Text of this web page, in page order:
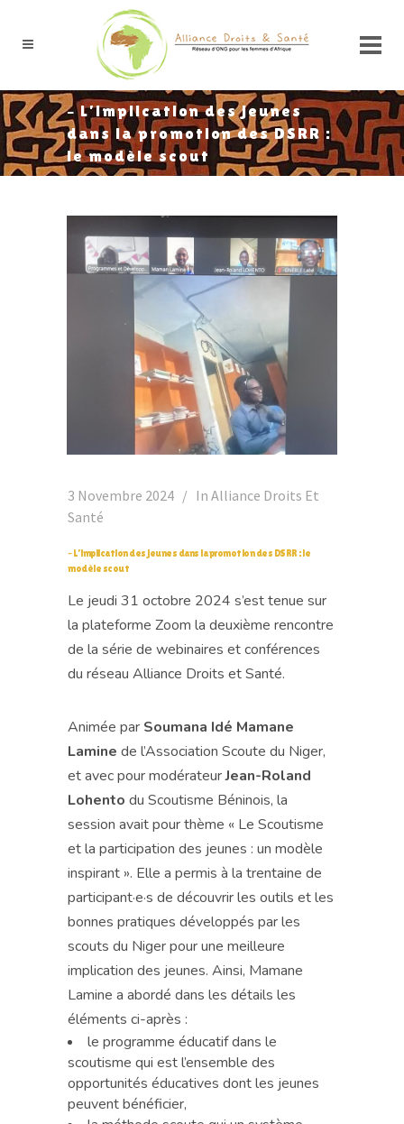
– L’implication des jeunes
dans la promotion des DSRR :
le modèle scout
3 Novembre 2024 In Alliance Droits Et
Santé
– L’implication des jeunes dans la promotion des DSRR : le
modèle scout
Le jeudi 31 octobre 2024 s’est tenue sur
la plateforme Zoom la deuxième rencontre
de la série de webinaires et conférences
du réseau Alliance Droits et Santé.
Animée par Soumana Idé Mamane
Lamine de l’Association Scoute du Niger,
et avec pour modérateurJean-Roland
Lohento du Scoutisme Béninois, la
session avait pour thème « Le Scoutisme
et la participation des jeunes : un modèle
inspirant ». Elle a permis à la trentaine de
participant·e·s de découvrir les outils et les
bonnes pratiques développés par les
scouts du Niger pour une meilleure
implication des jeunes. Ainsi, Mamane
Lamine a abordé dans les détails les
éléments ci-après :
le programme éducatif dans le
scoutisme qui est l’ensemble des
opportunités éducatives dont les jeunes
peuvent bénéficier,